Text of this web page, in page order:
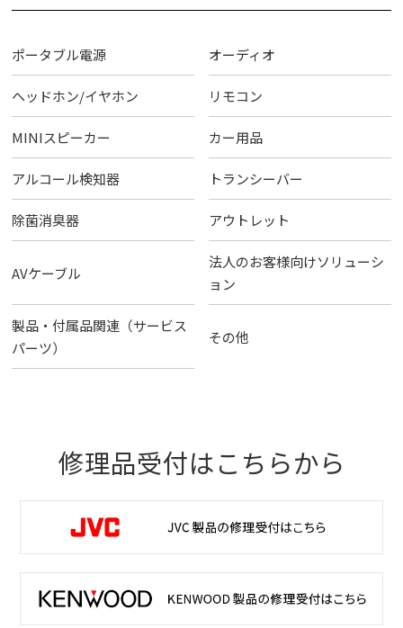
ポータブル電源 オーディオ
ヘッドホン/イヤホン リモコン
MINIスピーカー カー用品
アルコール検知器 トランシーバー
除菌消臭器 アウトレット
AVケーブル
法人のお客様向けソリューシ
ョン
製品・付属品関連（サービス
パーツ）
その他
修理品受付はこちらから